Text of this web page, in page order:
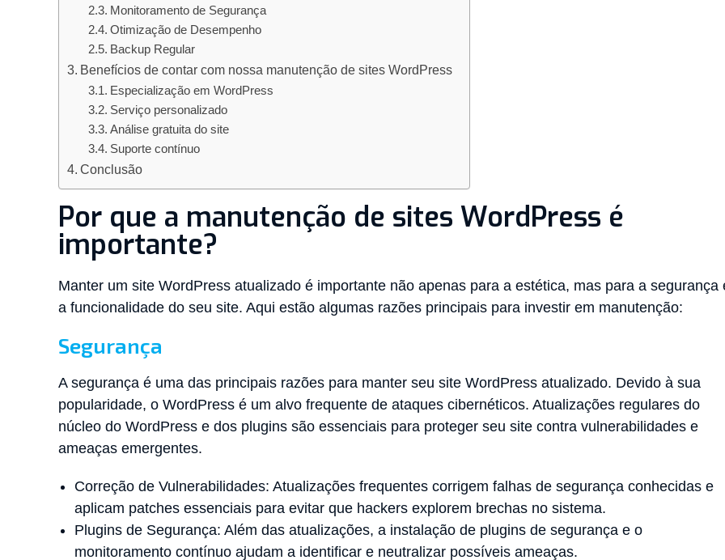
Monitoramento de Segurança
Otimização de Desempenho
Backup Regular
Benefícios de contar com nossa manutenção de sites WordPress
Especialização em WordPress
Serviço personalizado
Análise gratuita do site
Suporte contínuo
Conclusão
Por que a manutenção de sites WordPress é
importante?
Manter um site WordPress atualizado é importante não apenas para a estética, mas para a segurança
a funcionalidade do seu site. Aqui estão algumas razões principais para investir em manutenção:
Segurança
A segurança é uma das principais razões para manter seu site WordPress atualizado. Devido à sua
popularidade, o WordPress é um alvo frequente de ataques cibernéticos. Atualizações regulares do
núcleo do WordPress e dos plugins são essenciais para proteger seu site contra vulnerabilidades e
ameaças emergentes.
Correção de Vulnerabilidades: Atualizações frequentes corrigem falhas de segurança conhecidas e
aplicam patches essenciais para evitar que hackers explorem brechas no sistema.
Plugins de Segurança: Além das atualizações, a instalação de plugins de segurança e o
monitoramento contínuo ajudam a identificar e neutralizar possíveis ameaças.